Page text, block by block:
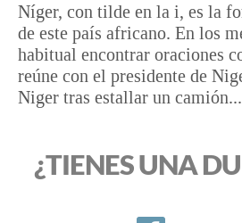
Níger, con tilde en la i, es la
de este país africano. En los
habitual encontrar oraciones
reúne con el presidente de
Niger tras estallar un camión...
¿TIENES UNA